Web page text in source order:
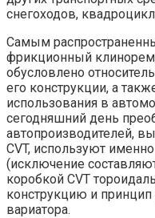
снегоходов,
Самым
фрикционный
обусловлено
его конструкции, а
использования в
сегодняшний день
автопроизводителей,
CVT, используют
(исключение
коробкой CVT
конструкцию и
вариатора.